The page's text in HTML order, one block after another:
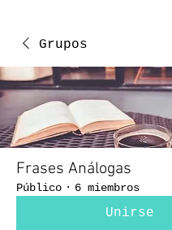
Grupos
Frases Análogas
Público · 6 miembros
Unirse